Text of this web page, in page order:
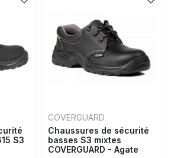
S3
COVERGUARD
Chaussures de sécurité
basses S3 mixtes
COVERGUARD - Agate